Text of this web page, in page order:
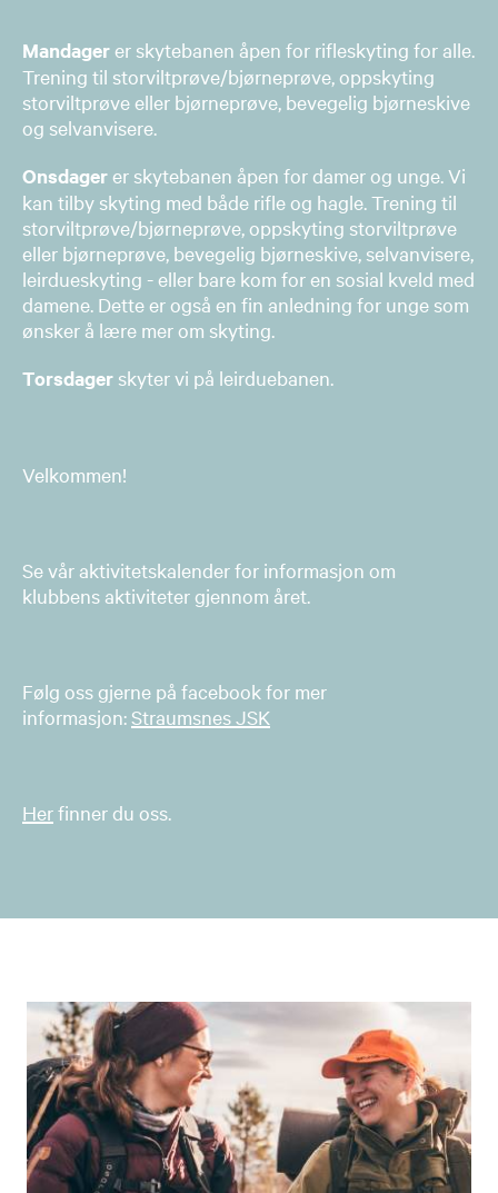
Mandagerer skytebanen åpen for rifleskyting for alle.
Trening til storviltprøve/bjørneprøve, oppskyting
storviltprøve eller bjørneprøve, bevegelig bjørneskive
og selvanvisere.
Onsdagerer skytebanen åpen for damer og unge. Vi
kan tilby skyting med både rifle og hagle. Trening til
storviltprøve/bjørneprøve, oppskyting storviltprøve
eller bjørneprøve, bevegelig bjørneskive, selvanvisere,
leirdueskyting - eller bare kom for en sosial kveld med
damene. Dette er også en fin anledning for unge som
ønsker å lære mer om skyting.
Torsdager skyter vi på leirduebanen.
Velkommen!
Se vår aktivitetskalender for informasjon om
klubbens aktiviteter gjennom året.
Følg oss gjerne på facebook for mer
informasjon:Straumsnes JSK
Herfinner du oss.